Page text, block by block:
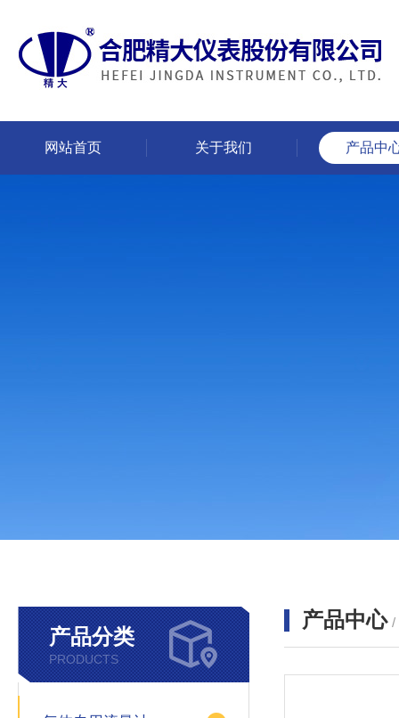
网站首页 关于我们 产品中
产品分类
PRODUCTS
产品中心 /